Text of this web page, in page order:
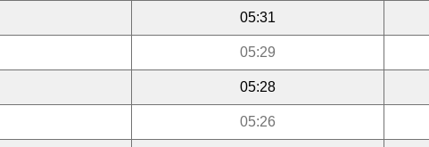
05:31
05:29
05:28
05:26